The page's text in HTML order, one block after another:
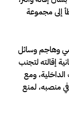
إلى مجموعة
وهاجم وسائل
إقالته لتجنب
الداخلية، ومع
في منصبه، لمنع